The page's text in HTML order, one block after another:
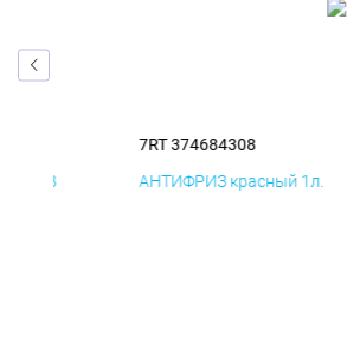
7RT 374684308
АНТИФРИЗ красный 1л.